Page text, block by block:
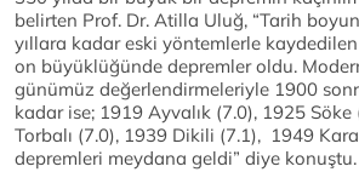
belirten Prof. Dr. Atilla Uluğ, “Tarih
yıllara kadar eski yöntemlerle
on büyüklüğünde depremler oldu.
günümüz değerlendirmeleriyle 1900
kadar ise; 1919 Ayvalık (7.0), 1925
Torbalı (7.0), 1939 Dikili (7.1), 1949
depremleri meydana geldi” diye konuştu.